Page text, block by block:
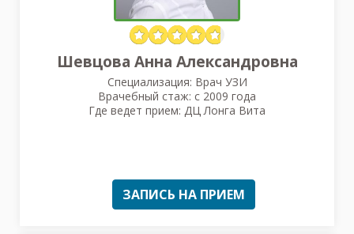
Шевцова Анна Александровна
Специализация: Врач УЗИ
Врачебный стаж: с 2009 года
Где ведет прием: ДЦ Лонга Вита
ЗАПИСЬ НА ПРИЕМ